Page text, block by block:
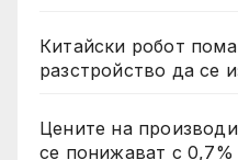
Китайски робот
разстройство да се
Цените на
се понижават с 0,7%